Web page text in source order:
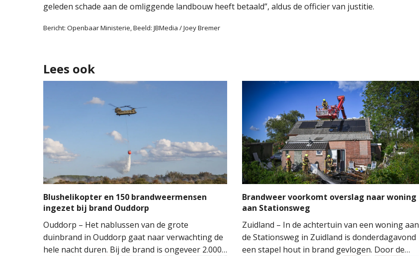
geleden schade aan de omliggende landbouw heeft betaald”, aldus de officier van justitie.
Bericht: Openbaar Ministerie, Beeld: JBMedia / Joey Bremer
Lees ook
Blushelikopter en 150 brandweermensen
ingezet bij brand Ouddorp
Ouddorp – Het nablussen van de grote
duinbrand in Ouddorp gaat naar verwachting de
hele nacht duren. Bij de brand is ongeveer 2.000
Brandweer voorkomt overslag naar woning
aan Stationsweg
Zuidland – In de achtertuin van een woning aan
de Stationsweg in Zuidland is donderdagavond
een stapel hout in brand gevlogen. Door de